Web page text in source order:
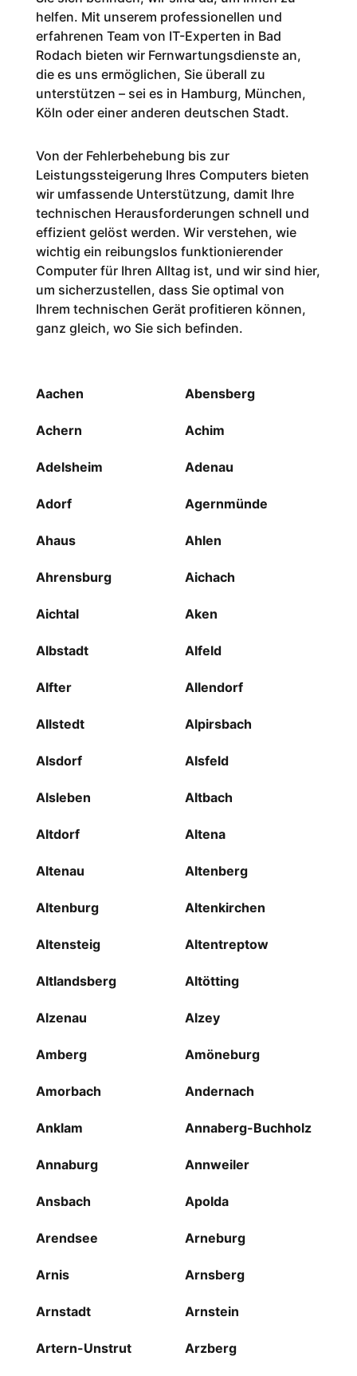
helfen. Mit unserem professionellen und
erfahrenen Team von IT-Experten in Bad
Rodach bieten wir Fernwartungsdienste an,
die es uns ermöglichen, Sie überall zu
unterstützen – sei es in Hamburg, München,
Köln oder einer anderen deutschen Stadt.
Von der Fehlerbehebung bis zur
Leistungssteigerung Ihres Computers bieten
wir umfassende Unterstützung, damit Ihre
technischen Herausforderungen schnell und
effizient gelöst werden. Wir verstehen, wie
wichtig ein reibungslos funktionierender
Computer für Ihren Alltag ist, und wir sind hier,
um sicherzustellen, dass Sie optimal von
Ihrem technischen Gerät profitieren können,
ganz gleich, wo Sie sich befinden.
Aachen Abensberg
Achern Achim
Adelsheim Adenau
Adorf Agernmünde
Ahaus Ahlen
Ahrensburg Aichach
Aichtal Aken
Albstadt Alfeld
Alfter Allendorf
Allstedt Alpirsbach
Alsdorf Alsfeld
Alsleben Altbach
Altdorf Altena
Altenau Altenberg
Altenburg Altenkirchen
Altensteig Altentreptow
Altlandsberg Altötting
Alzenau Alzey
Amberg Amöneburg
Amorbach Andernach
Anklam Annaberg-Buchholz
Annaburg Annweiler
Ansbach Apolda
Arendsee Arneburg
Arnis Arnsberg
Arnstadt Arnstein
Artern-Unstrut Arzberg